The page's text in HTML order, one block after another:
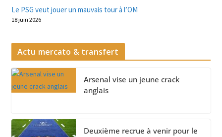
Le PSG veut jouer un mauvais tour à l’OM
18 juin 2026
Actu mercato & transfert
Arsenal vise un jeune crack
anglais
Deuxième recrue à venir pour le